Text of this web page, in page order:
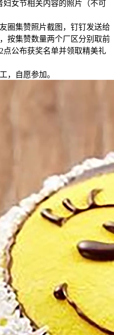
女节相关内容的照片（不可
圈集赞照片截图，钉钉发送给
按集赞数量两个厂区分别取前
点公布获奖名单并领取精美礼
，自愿参加。